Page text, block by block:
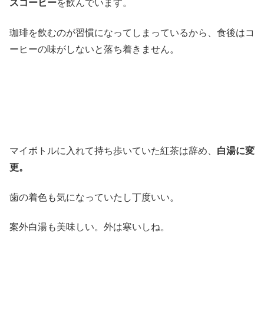
スコーヒーを飲んでいます。
珈琲を飲むのが習慣になってしまっているから、食後はコ
ーヒーの味がしないと落ち着きません。
マイボトルに入れて持ち歩いていた紅茶は辞め、 白湯に変
更。
歯の着色も気になっていたし丁度いい。
案外白湯も美味しい。外は寒いしね。